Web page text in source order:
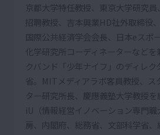
京都大学特任教授、東京大学研究
招聘教授、吉本興業HD社外取締役
国際公共経済学会会長、日本eスポ
化学研究所コーディネーターなどを
クバンド「少年ナイフ」のディレク
省。MITメディアラボ客員教授、ス
ター研究所長、慶應義塾大学教授
iU（情報経営イノベーション専門
房、内閣府、総務省、文部科学省